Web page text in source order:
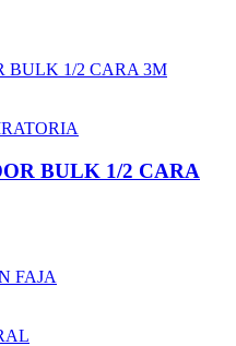
BULK 1/2 CARA